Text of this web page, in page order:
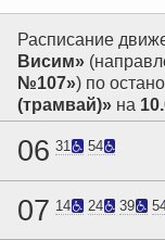
Расписание
Висим»
№107») по
(трамвай)» на
06 31 54
07 14 24 39